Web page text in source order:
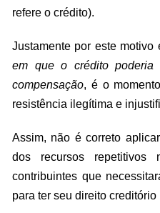
refere o crédito).
Justamente por este motivo
em que o crédito poderia
compensação, é o
resistência ilegítima e
Assim, não é correto
dos recursos
contribuintes que
para ter seu direito creditório